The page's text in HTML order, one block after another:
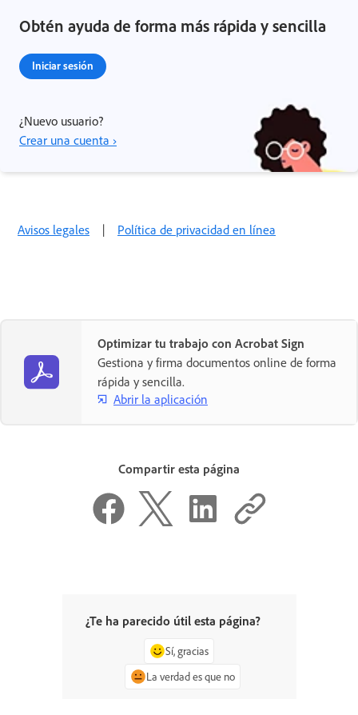
Obtén ayuda de forma más rápida y sencilla
Iniciar sesión
¿Nuevo usuario?
Crear una cuenta ›
Avisos legales | Política de privacidad en línea
Optimizar tu trabajo con Acrobat Sign
Gestiona y firma documentos online de forma
rápida y sencilla.
Abrir la aplicación
Compartir esta página
¿Te ha parecido útil esta página?
Sí, gracias
La verdad es que no